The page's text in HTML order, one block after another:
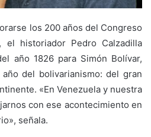
los 200 años del Congreso
el historiador Pedro Calzadilla
año 1826 para Simón Bolívar,
del bolivarianismo: del gran
«En Venezuela y nuestra
con ese acontecimiento en
señala.